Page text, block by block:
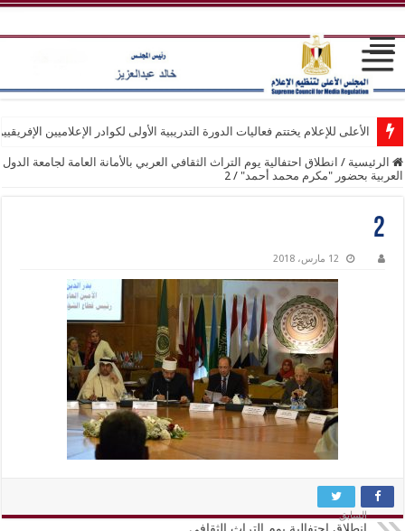
الأعلى للإعلام يختتم فعاليات الدورة التدريبية الأولى لكوادر الإعلاميين
الرئيسية / انطلاق احتفالية يوم التراث الثقافي العربي بالأمانة العامة لجامعة الدول
العربية بحضور "مكرم محمد أحمد" /
2
2
12 مارس، 2018
السابق
انطلاق احتفالية يوم التراث الثقافي